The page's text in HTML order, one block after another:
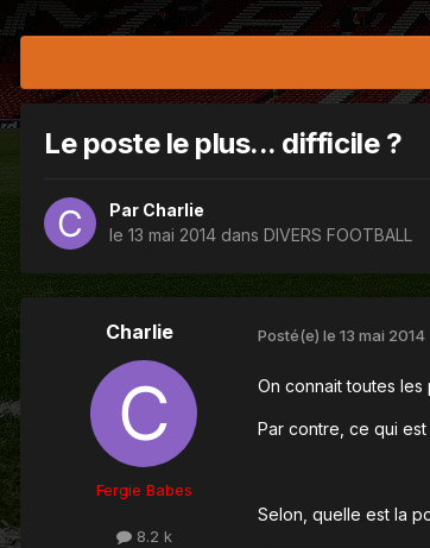
Le poste le plus... difficile ?
Par Charlie
le 13 mai 2014 dans DIVERS FOOTBALL
Charlie
Fergie Babes
8.2 k
Posté(e) le 13 mai 2014
On connait toutes
Par contre, ce qui
Selon, quelle est la